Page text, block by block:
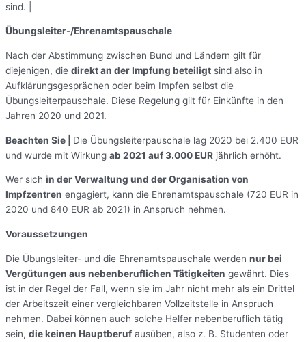
sind. |
Übungsleiter-/Ehrenamtspauschale
Nach der Abstimmung zwischen Bund und Ländern gilt für
diejenigen, die direkt an der Impfung beteiligt sind also in
Aufklärungsgesprächen oder beim Impfen selbst die
Übungsleiterpauschale. Diese Regelung gilt für Einkünfte in den
Jahren 2020 und 2021.
Beachten Sie | Die Übungsleiterpauschale lag 2020 bei 2.400 EUR
und wurde mit Wirkung ab 2021 auf 3.000 EUR jährlich erhöht.
Wer sich in der Verwaltung und der Organisation von
Impfzentren engagiert, kann die Ehrenamtspauschale (720 EUR in
2020 und 840 EUR ab 2021) in Anspruch nehmen.
Voraussetzungen
Die Übungsleiter- und die Ehrenamtspauschale werden nur bei
Vergütungen aus nebenberuflichen Tätigkeiten gewährt. Dies
ist in der Regel der Fall, wenn sie im Jahr nicht mehr als ein Drittel
der Arbeitszeit einer vergleichbaren Vollzeitstelle in Anspruch
nehmen. Dabei können auch solche Helfer nebenberuflich tätig
sein, die keinen Hauptberuf ausüben, also z. B. Studenten oder